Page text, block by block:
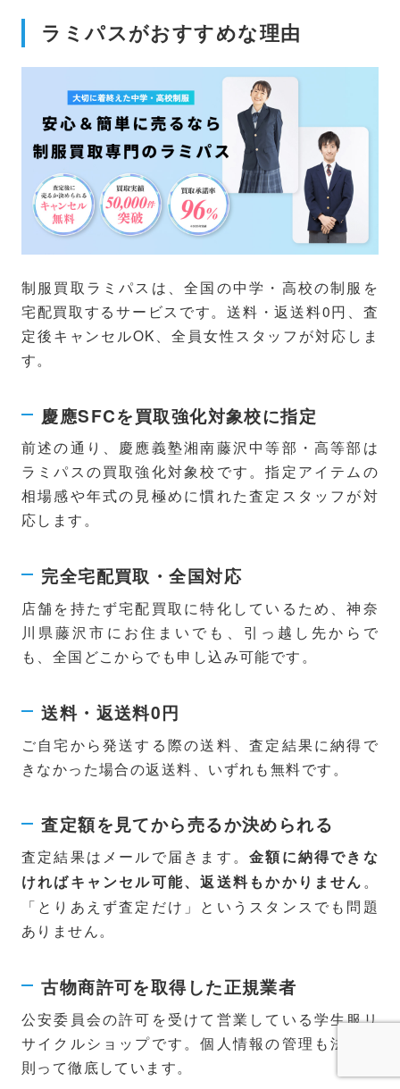
ラミパスがおすすめな理由
制服買取ラミパスは、全国の中学・高校の制服を
宅配買取するサービスです。送料・返送料0円、査
定後キャンセルOK、全員女性スタッフが対応しま
す。
慶應SFCを買取強化対象校に指定
前述の通り、慶應義塾湘南藤沢中等部・高等部は
ラミパスの買取強化対象校です。指定アイテムの
相場感や年式の見極めに慣れた査定スタッフが対
応します。
完全宅配買取・全国対応
店舗を持たず宅配買取に特化しているため、神奈
川県藤沢市にお住まいでも、引っ越し先からで
も、全国どこからでも申し込み可能です。
送料・返送料0円
ご自宅から発送する際の送料、査定結果に納得で
きなかった場合の返送料、いずれも無料です。
査定額を見てから売るか決められる
査定結果はメールで届きます。金額に納得できな
ければキャンセル可能、返送料もかかりません 。
「とりあえず査定だけ」というスタンスでも問題
ありません。
古物商許可を取得した正規業者
公安委員会の許可を受けて営業している学生服リ
サイクルショップです。個人情報の管理も法令に
則って徹底しています。